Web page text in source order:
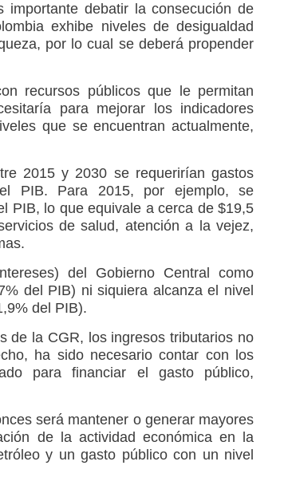
importante debatir la consecución de
exhibe niveles de desigualdad
por lo cual se deberá propender
recursos públicos que le permitan
para mejorar los indicadores
que se encuentran actualmente,
2015 y 2030 se requerirían gastos
PIB. Para 2015, por ejemplo, se
PIB, lo que equivale a cerca de $19,5
de salud, atención a la vejez,
del Gobierno Central como
del PIB) ni siquiera alcanza el nivel
del PIB).
de la CGR, los ingresos tributarios no
ha sido necesario contar con los
para financiar el gasto público,
será mantener o generar mayores
de la actividad económica en la
y un gasto público con un nivel